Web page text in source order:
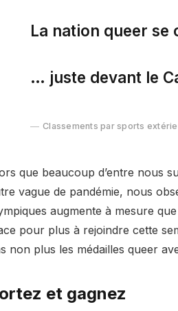
La nation queer se
… juste devant le
Classements par sports
que beaucoup d’entre nous
vague de pandémie, nous
augmente à mesure
pour plus à rejoindre cette
non plus les médailles queer
et gagnez